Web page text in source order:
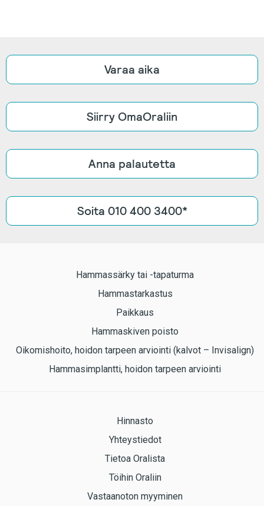
Varaa aika
Siirry OmaOraliin
Anna palautetta
Soita 010 400 3400*
Hammassärky tai -tapaturma
Hammastarkastus
Paikkaus
Hammaskiven poisto
Oikomishoito, hoidon tarpeen arviointi (kalvot – Invisalign)
Hammasimplantti, hoidon tarpeen arviointi
Hinnasto
Yhteystiedot
Tietoa Oralista
Töihin Oraliin
Vastaanoton myyminen